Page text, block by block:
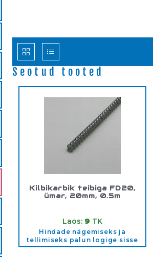
Seotud tooted
Kilbikarbik teibiga FD20,
ümar, 20mm, 0.5m
Laos: 9 TK
Hindade nägemiseks ja
tellimiseks palun logige sisse